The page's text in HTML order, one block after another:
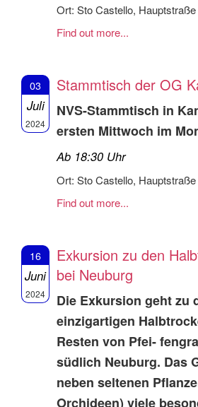
Ort: Sto Castello,
Find out more...
03
Juli
2024
Stammtisch der OG
NVS-Stammtisch in
ersten Mittwoch im
Ab 18:30 Uhr
Ort: Sto Castello,
Find out more...
16
Juni
2024
Exkursion zu den
bei Neuburg
Die Exkursion geht zu
einzigartigen
Resten von Pfei-
südlich Neuburg. Das
neben seltenen
Orchideen) viele